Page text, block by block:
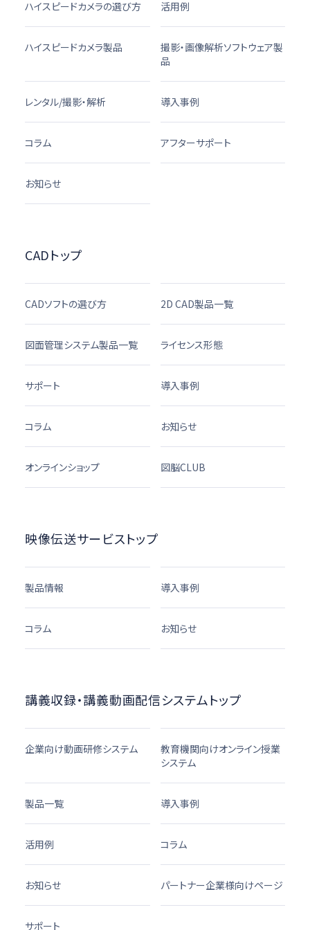
ハイスピードカメラの選び方 活用例
ハイスピードカメラ製品
撮影・画像解析ソフトウェア製
品
レンタル/撮影・解析 導入事例
コラム アフターサポート
お知らせ
CADトップ
CADソフトの選び方 2D CAD製品一覧
図面管理システム製品一覧 ライセンス形態
サポート 導入事例
コラム お知らせ
オンラインショップ 図脳CLUB
映像伝送サービストップ
製品情報 導入事例
コラム お知らせ
講義収録・講義動画配信システムトップ
企業向け動画研修システム
教育機関向けオンライン授業
システム
製品一覧 導入事例
活用例 コラム
お知らせ パートナー企業様向けページ
サポート